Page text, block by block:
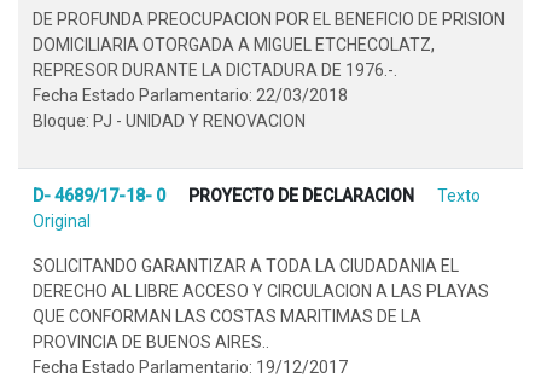
DE PROFUNDA PREOCUPACION POR EL BENEFICIO DE PRISION
DOMICILIARIA OTORGADA A MIGUEL ETCHECOLATZ,
REPRESOR DURANTE LA DICTADURA DE 1976.-.
Fecha Estado Parlamentario: 22/03/2018
Bloque: PJ - UNIDAD Y RENOVACION
D- 4689/17-18- 0 PROYECTO DE DECLARACION
Texto
Original
SOLICITANDO GARANTIZAR A TODA LA CIUDADANIA EL
DERECHO AL LIBRE ACCESO Y CIRCULACION A LAS PLAYAS
QUE CONFORMAN LAS COSTAS MARITIMAS DE LA
PROVINCIA DE BUENOS AIRES..
Fecha Estado Parlamentario: 19/12/2017